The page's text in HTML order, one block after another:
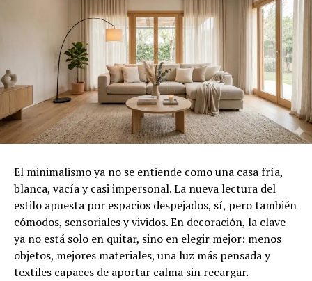
El minimalismo ya no se entiende como una casa fría,
blanca, vacía y casi impersonal. La nueva lectura del
estilo apuesta por espacios despejados, sí, pero también
cómodos, sensoriales y vividos. En decoración, la clave
ya no está solo en quitar, sino en elegir mejor: menos
objetos, mejores materiales, una luz más pensada y
textiles capaces de aportar calma sin recargar.